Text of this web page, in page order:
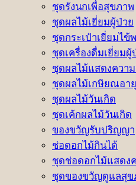
ชุดรังนกเพื่อสุขภาพ
ชุดผลไม้เยี่ยมผู้ป่วย
ชุดกระเป๋าเยี่ยมไข้
ชุดเครื่องดื่มเยี่ยมผู้
ชุดผลไม้แสดงควา
ชุดผลไม้เกษียณอายุ
ชุดผลไม้วันเกิด
ชุดเค้กผลไม้วันเกิด
ของขวัญรับปริญญา
ช่อดอกไม้กินได้
ชุดช่อดอกไม้แสดง
ชุดของขวัญดูแลสุข